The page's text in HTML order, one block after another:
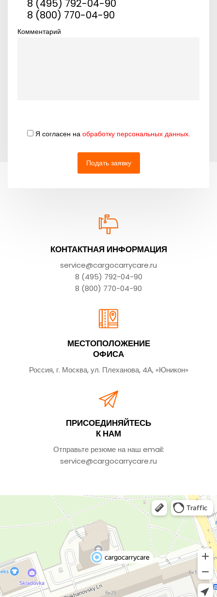
8 (495) 792-04-90
8 (800) 770-04-90
Комментарий
Я согласен на обработку персональных данных.
Подать заявку
КОНТАКТНАЯ ИНФОРМАЦИЯ
service@cargocarrycare.ru
8 (495) 792-04-90
8 (800) 770-04-90
МЕСТОПОЛОЖЕНИЕ
ОФИСА
Россия, г. Москва, ул. Плеханова, 4А, «Юникон»
ПРИСОЕДИНЯЙТЕСЬ
К НАМ
Отправьте резюме на наш email:
service@cargocarrycare.ru